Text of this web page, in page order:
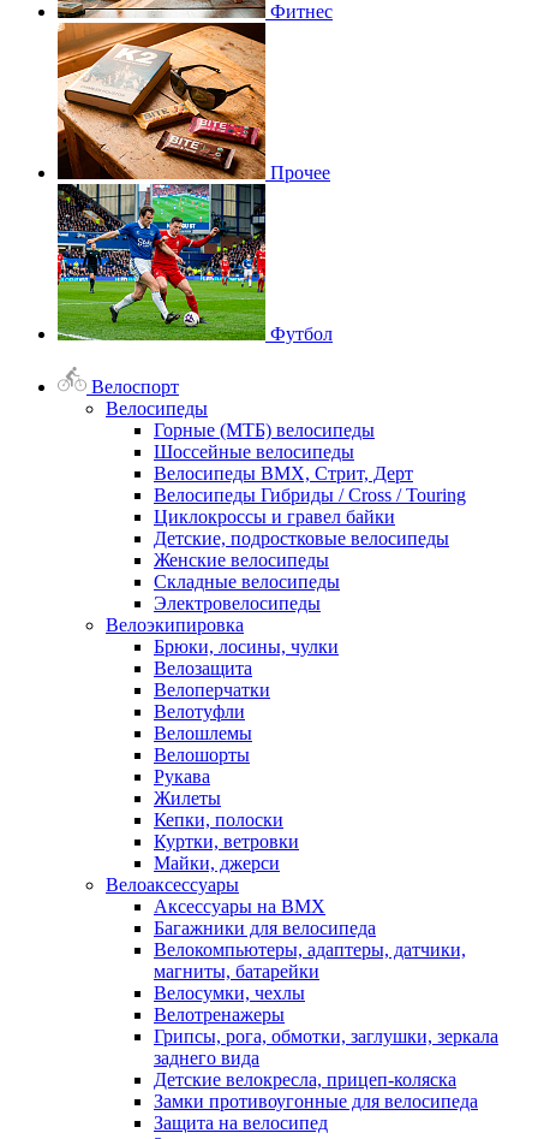
Фитнес
Прочее
Футбол
Велоспорт
Велосипеды
Горные (МТБ) велосипеды
Шоссейные велосипеды
Велосипеды BMX, Стрит, Дерт
Велосипеды Гибриды / Cross / Touring
Циклокроссы и гравел байки
Детские, подростковые велосипеды
Женские велосипеды
Складные велосипеды
Электровелосипеды
Велоэкипировка
Брюки, лосины, чулки
Велозащита
Велоперчатки
Велотуфли
Велошлемы
Велошорты
Рукава
Жилеты
Кепки, полоски
Куртки, ветровки
Майки, джерси
Велоаксессуары
Аксессуары на BMX
Багажники для велосипеда
Велокомпьютеры, адаптеры, датчики,
магниты, батарейки
Велосумки, чехлы
Велотренажеры
Грипсы, рога, обмотки, заглушки, зеркала
заднего вида
Детские велокресла, прицеп-коляска
Замки противоугонные для велосипеда
Защита на велосипед